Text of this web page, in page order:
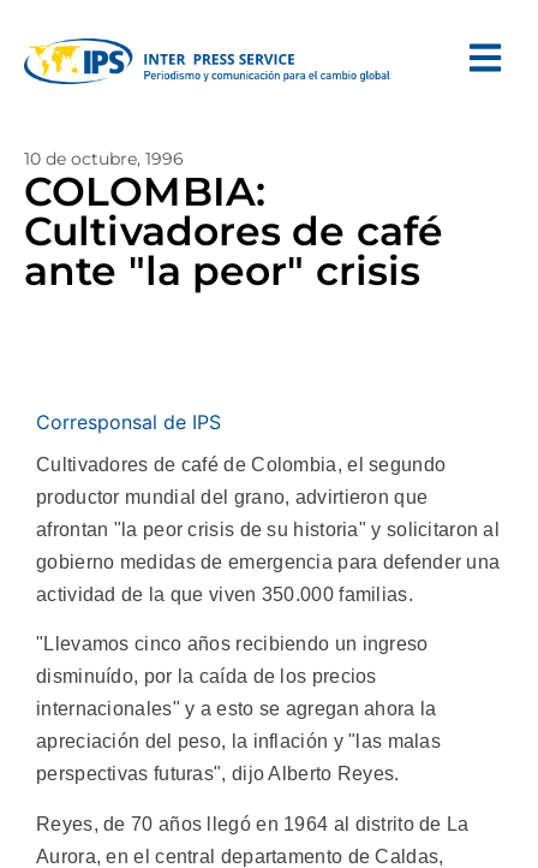
10 de octubre, 1996
COLOMBIA:
Cultivadores de café
ante "la peor" crisis
Corresponsal de IPS
Cultivadores de café de Colombia, el segundo
productor mundial del grano, advirtieron que
afrontan "la peor crisis de su historia" y solicitaron al
gobierno medidas de emergencia para defender una
actividad de la que viven 350.000 familias.
"Llevamos cinco años recibiendo un ingreso
disminuído, por la caída de los precios
internacionales" y a esto se agregan ahora la
apreciación del peso, la inflación y "las malas
perspectivas futuras", dijo Alberto Reyes.
Reyes, de 70 años llegó en 1964 al distrito de La
Aurora, en el central departamento de Caldas,